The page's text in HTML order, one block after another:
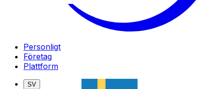
Personligt
Företag
Plattform
SV